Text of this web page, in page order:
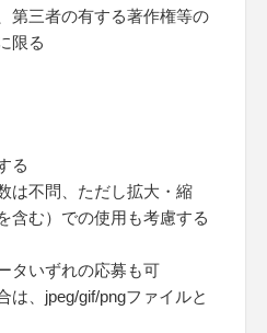
第三者の有する著作権等の
限る
る
は不問、ただし拡大・縮
含む）での使用も考慮する
タいずれの応募も可
、jpeg/gif/pngファイルと